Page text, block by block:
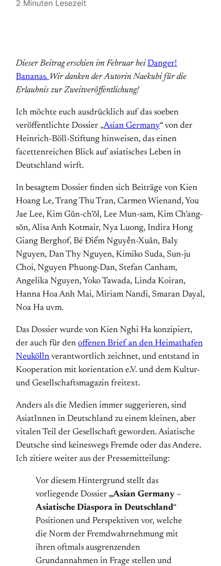
2 Minuten Lesezeit
Dieser Beitrag erschien im Februar bei Danger!
Bananas. Wir danken der Autorin Naekubi für die
Erlaubnis zur Zweitveröffentlichung!
Ich möchte euch ausdrücklich auf das soeben
veröffentlichte Dossier „Asian Germany“ von der
Heinrich-Böll-Stiftung hinweisen, das einen
facettenreichen Blick auf asiatisches Leben in
Deutschland wirft.
In besagtem Dossier finden sich Beiträge von Kien
Hoang Le, Trang Thu Tran, Carmen Wienand, You
Jae Lee, Kim Gŭn-ch’ŏl, Lee Mun-sam, Kim Ch’ang-
sŏn, Alisa Anh Kotmair, Nya Luong, Indira Hong
Giang Berghof, Bé Điểm Nguyễn-Xuân, Baly
Nguyen, Dan Thy Nguyen, Kimiko Suda, Sun-ju
Choi, Nguyen Phuong-Dan, Stefan Canham,
Angelika Nguyen, Yoko Tawada, Linda Koiran,
Hanna Hoa Anh Mai, Miriam Nandi, Smaran Dayal,
Noa Ha uvm.
Das Dossier wurde von Kien Nghi Ha konzipiert,
der auch für den offenen Brief an den Heimathafen
Neukölln verantwortlich zeichnet, und entstand in
Kooperation mit korientation e.V. und dem Kultur-
und Gesellschaftsmagazin freitext.
Anders als die Medien immer suggerieren, sind
AsiatInnen in Deutschland zu einem kleinen, aber
vitalen Teil der Gesellschaft geworden. Asiatische
Deutsche sind keineswegs Fremde oder das Andere.
Ich zitiere weiter aus der Pressemitteilung:
Vor diesem Hintergrund stellt das
vorliegende Dossier „Asian Germany –
Asiatische Diaspora in Deutschland“
Positionen und Perspektiven vor, welche
die Norm der Fremdwahrnehmung mit
ihren oftmals ausgrenzenden
Grundannahmen in Frage stellen und